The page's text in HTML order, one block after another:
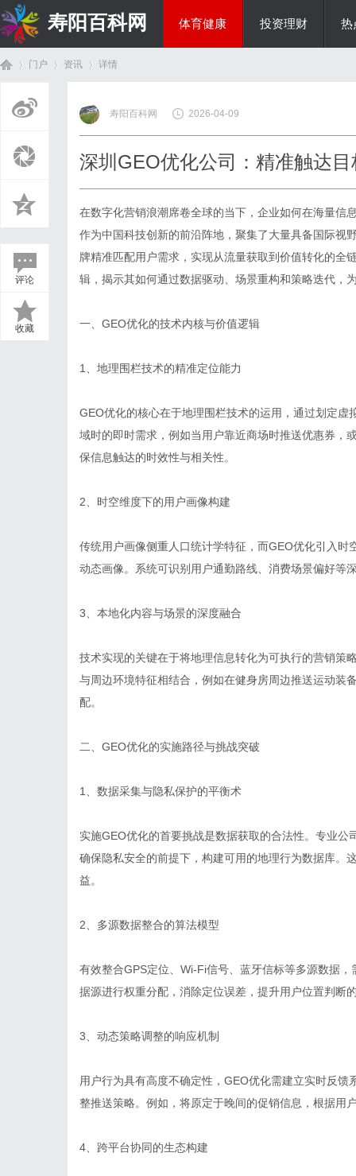
寿阳百科网 体育健康 投资理财 热
门户 资讯
›
详情
评论
收藏
寿阳百科网 2026-04-09
深圳GEO优化公司：精准触达
在数字化营销浪潮席卷全球的当下，企业如何在海量信
作为中国科技创新的前沿阵地，聚集了大量具备国际视
牌精准匹配用户需求，实现从流量获取到价值转化的全
辑，揭示其如何通过数据驱动、场景重构和策略迭代，
一、GEO优化的技术内核与价值逻辑
1、地理围栏技术的精准定位能力
GEO优化的核心在于地理围栏技术的运用，通过划定
域时的即时需求，例如当用户靠近商场时推送优惠券，
保信息触达的时效性与相关性。
2、时空维度下的用户画像构建
传统用户画像侧重人口统计学特征，而GEO优化引入
动态画像。系统可识别用户通勤路线、消费场景偏好等
3、本地化内容与场景的深度融合
技术实现的关键在于将地理信息转化为可执行的营销策
与周边环境特征相结合，例如在健身房周边推送运动装
配。
二、GEO优化的实施路径与挑战突破
1、数据采集与隐私保护的平衡术
实施GEO优化的首要挑战是数据获取的合法性。专业
确保隐私安全的前提下，构建可用的地理行为数据库。
益。
2、多源数据整合的算法模型
有效整合GPS定位、Wi-Fi信号、蓝牙信标等多源数据
据源进行权重分配，消除定位误差，提升用户位置判断
3、动态策略调整的响应机制
用户行为具有高度不确定性，GEO优化需建立实时反
整推送策略。例如，将原定于晚间的促销信息，根据用
4、跨平台协同的生态构建